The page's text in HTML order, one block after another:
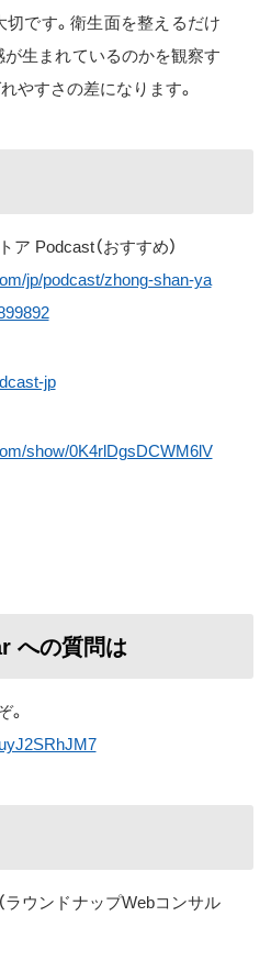
切です。衛生面を整えるだけ
が生まれているのかを観察す
やすさの差になります。
ア Podcast（おすすめ）
jp/podcast/zhong-shan-ya
jp
show/0K4rlDgsDCWM6lV
への質問は
。
ラウンドナップWebコンサル